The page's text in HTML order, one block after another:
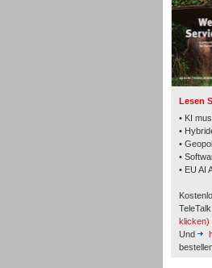
Lesen
• KI
•
•
•
• EU AI
klicken)
Und
TK-